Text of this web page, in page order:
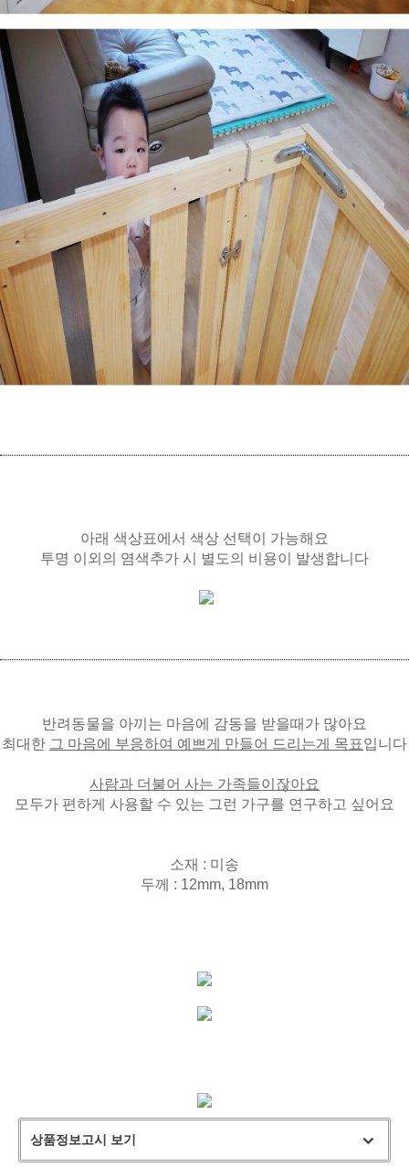
아래 색상표에서 색상 선택이 가능해요
투명 이외의 염색추가 시 별도의 비용이 발생합니다
반려동물을 아끼는 마음에 감동을 받을때가 많아요
최대한 그 마음에 부응하여 예쁘게 만들어 드리는게 목표입니다
사람과 더불어 사는 가족들이잖아요
모두가 편하게 사용할 수 있는 그런 가구를 연구하고 싶어요
소재 : 미송
두께 : 12mm, 18mm
상품정보고시 보기